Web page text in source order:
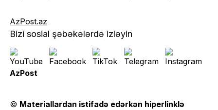
AzPost.az
Bizi sosial şəbəkələrdə izləyin
AzPost
© Materiallardan istifadə edərkən hiperlinklə